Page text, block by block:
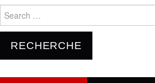
Search for: